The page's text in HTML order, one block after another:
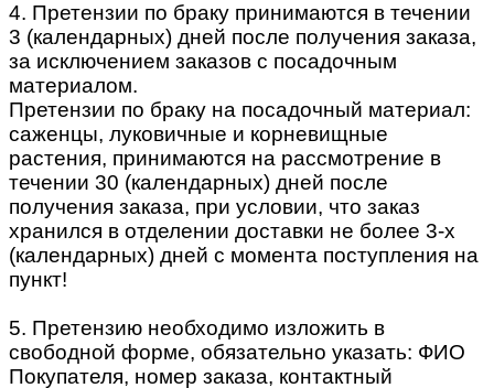
4. Претензии по браку принимаются в течении
3 (календарных) дней после получения заказа,
за исключением заказов с посадочным
материалом.
Претензии по браку на посадочный материал:
саженцы, луковичные и корневищные
растения, принимаются на рассмотрение в
течении 30 (календарных) дней после
получения заказа, при условии, что заказ
хранился в отделении доставки не более 3-х
(календарных) дней с момента поступления на
пункт!
5. Претензию необходимо изложить в
свободной форме, обязательно указать: ФИО
Покупателя, номер заказа, контактный